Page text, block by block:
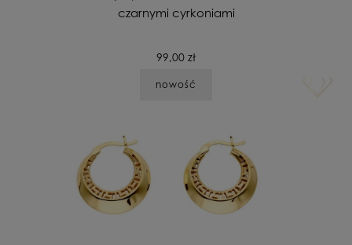
czarnymi cyrkoniami
99,00 zł
nowość